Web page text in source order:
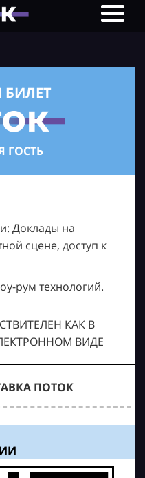
ГОСТЬ
Доклады на
сцене, доступ к
рум технологий.
КАК В
ВИДЕ
ПОТОК